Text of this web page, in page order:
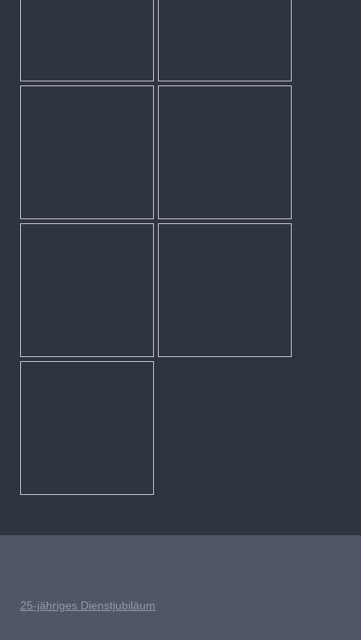
25-jähriges Dienstjubiläum